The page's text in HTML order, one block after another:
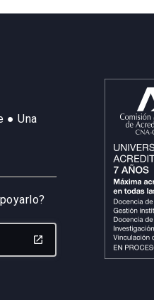
● Una
launch